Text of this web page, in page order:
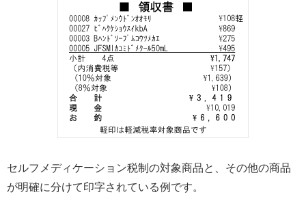
セルフメディケーション税制の対象商品と、その他の商品
が明確に分けて印字されている例です。